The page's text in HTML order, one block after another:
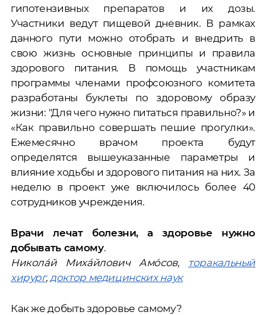
гипотензивных препаратов и их дозы.
Участники ведут пищевой дневник. В рамках
данного пути можно отобрать и внедрить в
свою жизнь основные принципы и правила
здорового питания. В помощь участникам
программы членами профсоюзного комитета
разработаны буклеты по здоровому образу
жизни: "Для чего нужно питаться правильно?» и
«Как правильно совершать пешие прогулки».
Ежемесячно врачом проекта будут
определятся вышеуказанные параметры и
влияние ходьбы и здорового питания на них. За
неделю в проект уже включилось более 40
сотрудников учреждения.
Врачи лечат болезни, а здоровье нужно
добывать самому.
Никола́й Миха́йлович Амо́сов, торакальный
хирург, доктор медицинских наук
Как же добыть здоровье самому?